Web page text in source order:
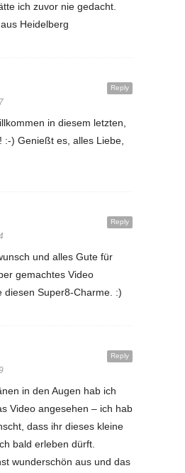
ich zuvor nie gedacht.
Heidelberg
Reply
in diesem letzten,
:-) Genießt es, alles Liebe,
Reply
und alles Gute für
gemachtes Video
diesen Super8-Charme. :)
Reply
in den Augen hab ich
Video angesehen – ich hab
dass ihr dieses kleine
bald erleben dürft.
wunderschön aus und das